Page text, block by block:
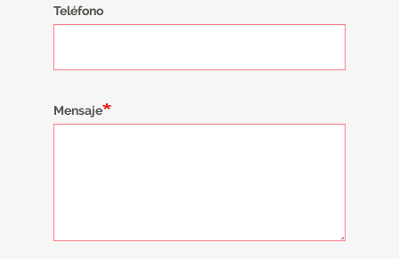
Teléfono
Mensaje